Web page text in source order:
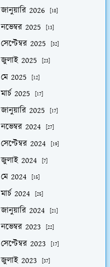
জানুয়ারি 2026 [18]
নভেম্বর 2025 [13]
সেপ্টেম্বর 2025 [32]
জুলাই 2025 [23]
মে 2025 [12]
মার্চ 2025 [17]
জানুয়ারি 2025 [17]
নভেম্বর 2024 [27]
সেপ্টেম্বর 2024 [19]
জুলাই 2024 [7]
মে 2024 [15]
মার্চ 2024 [25]
জানুয়ারি 2024 [21]
নভেম্বর 2023 [22]
সেপ্টেম্বর 2023 [17]
জুলাই 2023 [37]